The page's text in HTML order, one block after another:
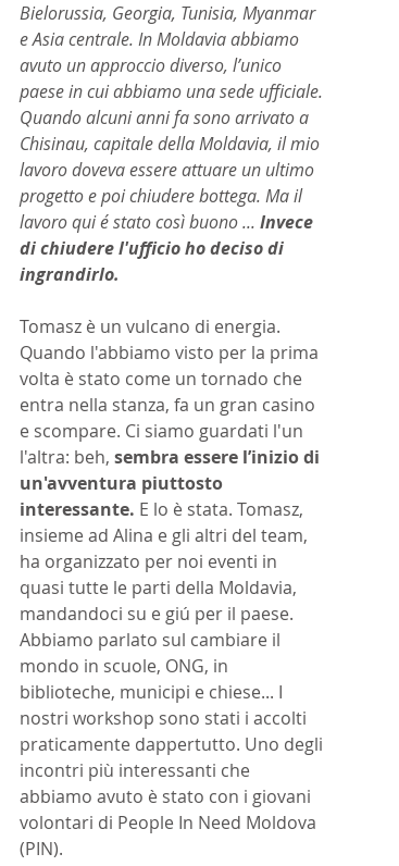
Bielorussia, Georgia, Tunisia, Myanmar
e Asia centrale. In Moldavia abbiamo
avuto un approccio diverso, l’unico
paese in cui abbiamo una sede ufficiale.
Quando alcuni anni fa sono arrivato a
Chisinau, capitale della Moldavia, il mio
lavoro doveva essere attuare un ultimo
progetto e poi chiudere bottega. Ma il
lavoro qui é stato così buono ... Invece
di chiudere l'ufficio ho deciso di
ingrandirlo.
Tomasz è un vulcano di energia.
Quando l'abbiamo visto per la prima
volta è stato come un tornado che
entra nella stanza, fa un gran casino
e scompare. Ci siamo guardati l'un
l'altra: beh, sembra essere l’inizio di
un'avventura piuttosto
interessante. E lo è stata. Tomasz,
insieme ad Alina e gli altri del team,
ha organizzato per noi eventi in
quasi tutte le parti della Moldavia,
mandandoci su e giú per il paese.
Abbiamo parlato sul cambiare il
mondo in scuole, ONG, in
biblioteche, municipi e chiese... I
nostri workshop sono stati i accolti
praticamente dappertutto. Uno degli
incontri più interessanti che
abbiamo avuto è stato con i giovani
volontari di People In Need Moldova
(PIN).